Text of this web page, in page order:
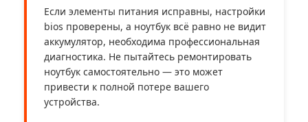
Если элементы питания исправны, настройки
bios проверены, а ноутбук всё равно не видит
аккумулятор, необходима профессиональная
диагностика. Не пытайтесь ремонтировать
ноутбук самостоятельно — это может
привести к полной потере вашего
устройства.